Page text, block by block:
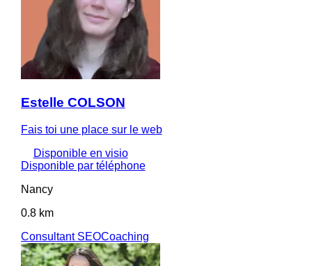
Estelle COLSON
Fais toi une place sur le web
Disponible en visio
Disponible par téléphone
Nancy
0.8 km
Consultant SEOCoaching